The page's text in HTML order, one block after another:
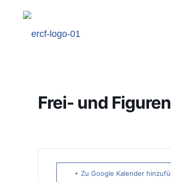
Frei- und
+ Zu Google Kalender